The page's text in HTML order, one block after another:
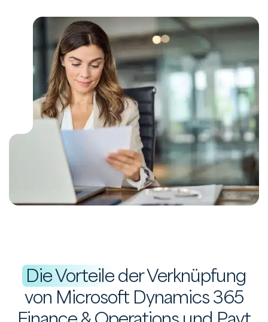
Die Vorteileder Verknüpfung
von Microsoft Dynamics 365